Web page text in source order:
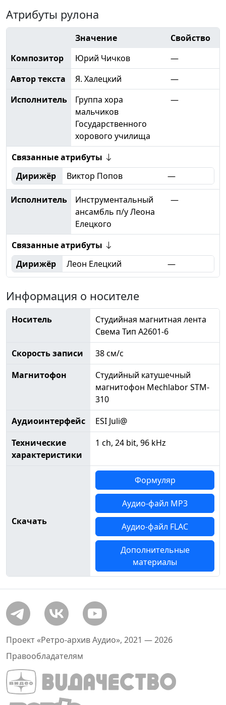
Атрибуты рулона
Значение
Свойство
Композитор
Юрий Чичков
—
Автор текста
Я. Халецкий
—
Исполнитель
Группа хора
мальчиков
Государственного
хорового училища
—
Связанные атрибуты
Дирижёр
Виктор Попов —
Исполнитель
Инструментальный
ансамбль п/у Леона
Елецкого
—
Связанные атрибуты
Дирижёр
Леон Елецкий —
Информация о носителе
Носитель
Студийная магнитная лента
Свема Тип А2601-6
Скорость записи
38 см/с
Магнитофон
Студийный катушечный
магнитофон Mechlabor STM-
310
Аудиоинтерфейс
ESI Juli@
Технические
характеристики
1 ch, 24 bit, 96 kHz
Скачать
Формуляр
Аудио-файл MP3
Аудио-файл FLAC
Дополнительные
материалы
Проект «Ретро-архив Аудио», 2021 — 2026
Правообладателям